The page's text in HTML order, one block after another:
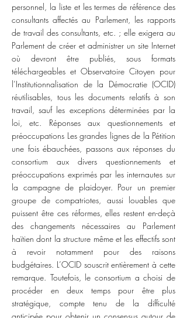
personnel, la liste et les termes de référence des
consultants affectés au Parlement, les rapports
de travail des consultants, etc. ; elle exigera au
Parlement de créer et administrer un site Internet
où devront être publiés, sous formats
téléchargeables et Observatoire Citoyen pour
l’Institutionnalisation de la Démocratie (OCID)
réutilisables, tous les documents relatifs à son
travail, sauf les exceptions déterminées par la
loi, etc. Réponses aux questionnements et
préoccupations Les grandes lignes de la Pétition
une fois ébauchées, passons aux réponses du
consortium aux divers questionnements et
préoccupations exprimés par les internautes sur
la campagne de plaidoyer. Pour un premier
groupe de compatriotes, aussi louables que
puissent être ces réformes, elles restent en-deçà
des changements nécessaires au Parlement
haïtien dont la structure même et les effectifs sont
à revoir notamment pour des raisons
budgétaires. L’OCID souscrit entièrement à cette
remarque. Toutefois, le consortium a choisi de
procéder en deux temps pour être plus
stratégique, compte tenu de la difficulté